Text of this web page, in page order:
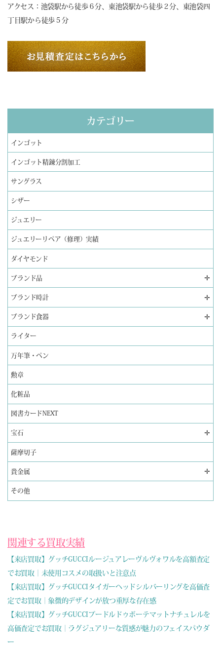
アクセス：池袋駅から徒歩６分、東池袋駅から徒歩２分、東池袋四
丁目駅から徒歩５分
カテゴリー
インゴット
インゴット精錬分割加工
サングラス
シザー
ジュエリー
ジュエリーリペア（修理）実績
ダイヤモンド
ブランド品 ✛
ブランド時計 ✛
ブランド食器 ✛
ライター
万年筆・ペン
勲章
化粧品
図書カードNEXT
宝石 ✛
薩摩切子
貴金属 ✛
その他
関連する買取実績
【来店買取】グッチGUCCIルージュアレーヴルヴォワルを高額査定
でお買取｜未使用コスメの取扱いと注意点
【来店買取】グッチGUCCIタイガーヘッドシルバーリングを高価査
定でお買取｜象徴的デザインが放つ重厚な存在感
【来店買取】グッチGUCCIプードルドゥボーテマットナチュレルを
高価査定でお買取｜ラグジュアリーな質感が魅力のフェイスパウダ
ー